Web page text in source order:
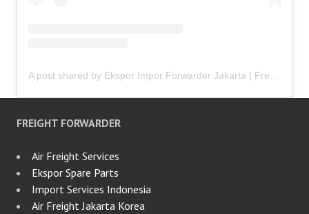
FREIGHT FORWARDER
Air Freight Services
Ekspor Spare Parts
Import Services Indonesia
Air Freight Jakarta Korea